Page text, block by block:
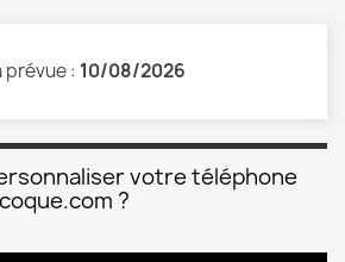
prévue : 10/08/2026
votre téléphone
?